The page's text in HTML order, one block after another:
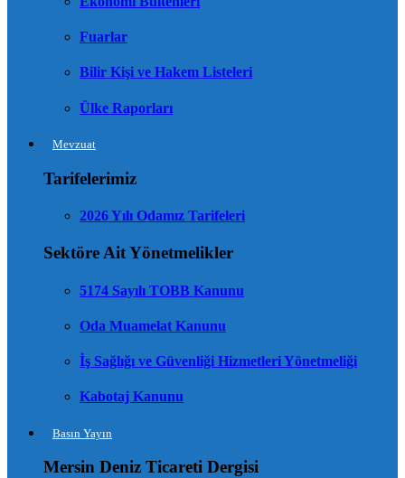
Fuarlar
Bilir Kişi ve Hakem Listeleri
Ülke Raporları
Mevzuat
Tarifelerimiz
2026 Yılı Odamız Tarifeleri
Sektöre Ait Yönetmelikler
5174 Sayılı TOBB Kanunu
Oda Muamelat Kanunu
İş Sağlığı ve Güvenliği Hizmetleri Yönetmeliği
Kabotaj Kanunu
Basın Yayın
Mersin Deniz Ticareti Dergisi